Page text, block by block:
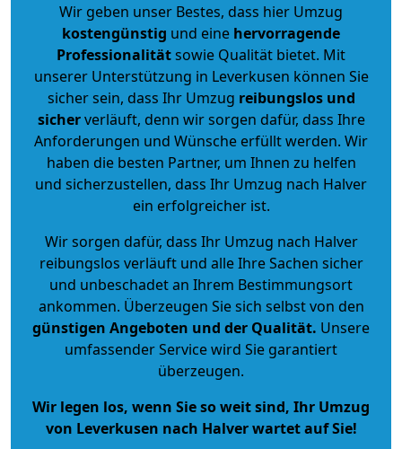
Wir geben unser Bestes, dass hier Umzug
kostengünstig und eine hervorragende
Professionalitätsowie Qualität bietet. Mit
unserer Unterstützung in Leverkusen können Sie
sicher sein, dass Ihr Umzug reibungslos und
sicherverläuft, denn wir sorgen dafür, dass Ihre
Anforderungen und Wünsche erfüllt werden. Wir
haben die besten Partner, um Ihnen zu helfen
und sicherzustellen, dass Ihr Umzug nach Halver
ein erfolgreicher ist.
Wir sorgen dafür, dass Ihr Umzug nach Halver
reibungslos verläuft und alle Ihre Sachen sicher
und unbeschadet an Ihrem Bestimmungsort
ankommen. Überzeugen Sie sich selbst von den
günstigen Angeboten und der Qualität. Unsere
umfassender Service wird Sie garantiert
überzeugen.
Wir legen los, wenn Sie so weit sind, Ihr Umzug
von Leverkusen nach Halver wartet auf Sie!